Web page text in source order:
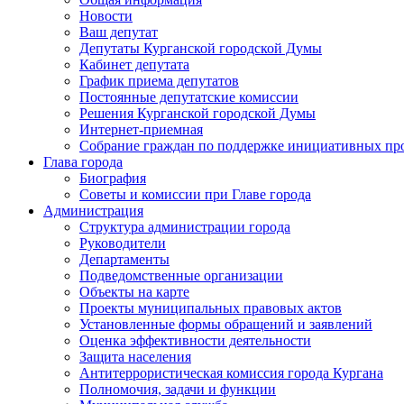
Новости
Ваш депутат
Депутаты Курганской городской Думы
Кабинет депутата
График приема депутатов
Постоянные депутатские комиссии
Решения Курганской городской Думы
Интернет-приемная
Собрание граждан по поддержке инициативных
Глава города
Биография
Советы и комиссии при Главе города
Администрация
Структура администрации города
Руководители
Департаменты
Подведомственные организации
Объекты на карте
Проекты муниципальных правовых актов
Установленные формы обращений и заявлений
Оценка эффективности деятельности
Защита населения
Антитеррористическая комиссия города Кургана
Полномочия, задачи и функции